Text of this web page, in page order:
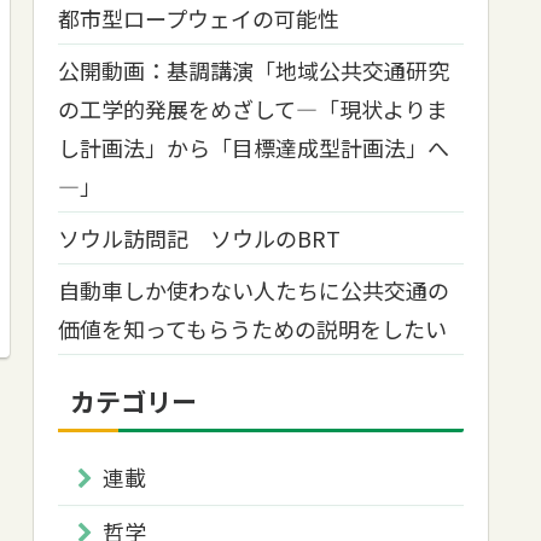
都市型ロープウェイの可能性
公開動画：基調講演「地域公共交通研究
の工学的発展をめざして―「現状よりま
し計画法」から「目標達成型計画法」へ
―」
ソウル訪問記 ソウルのBRT
自動車しか使わない人たちに公共交通の
価値を知ってもらうための説明をしたい
カテゴリー
連載
哲学